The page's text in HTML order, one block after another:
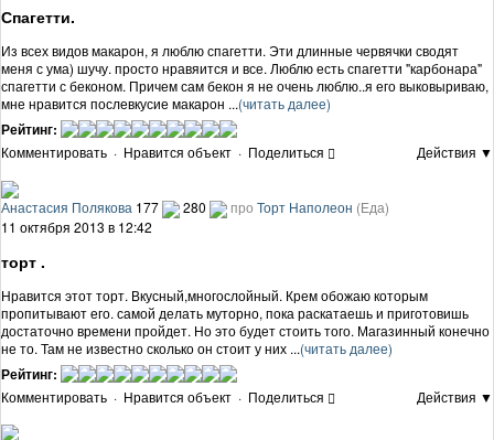
Спагетти.
Из всех видов макарон, я люблю спагетти. Эти длинные червячки сводят
меня с ума) шучу. просто нравяится и все. Люблю есть спагетти "карбонара"
спагетти с беконом. Причем сам бекон я не очень люблю..я его выковыриваю,
мне нравится послевкусие макарон ...(читать далее)
Рейтинг:
Комментировать · Нравится объект · Поделиться Действия ▼
Анастасия Полякова 177 280 про Торт Наполеон (Еда)
11 октября 2013 в 12:42
торт .
Нравится этот торт. Вкусный,многослойный. Крем обожаю которым
пропитывают его. самой делать муторно, пока раскатаешь и приготовишь
достаточно времени пройдет. Но это будет стоить того. Магазинный конечно
не то. Там не известно сколько он стоит у них ...(читать далее)
Рейтинг:
Комментировать · Нравится объект · Поделиться Действия ▼